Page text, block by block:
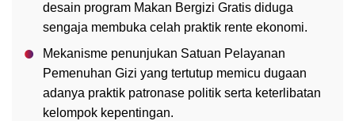
desain program Makan Bergizi Gratis diduga
sengaja membuka celah praktik rente ekonomi.
Mekanisme penunjukan Satuan Pelayanan
Pemenuhan Gizi yang tertutup memicu dugaan
adanya praktik patronase politik serta keterlibatan
kelompok kepentingan.